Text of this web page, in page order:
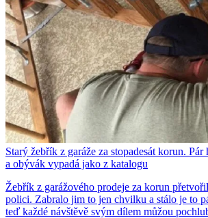
Starý žebřík z garáže za stopadesát korun.
a obývák vypadá jako z katalogu
Žebřík z garážového prodeje za korun
polici. Zabralo jim to jen chvilku a stálo je to
teď každé návštěvě svým dílem můžou